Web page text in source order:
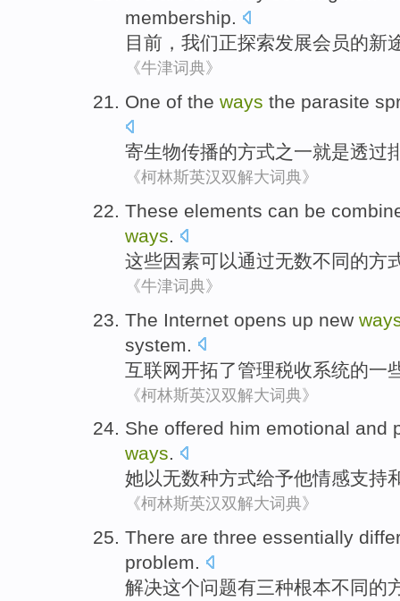
membership.
目前 ， 我们正探索发展会员的新
《牛津词典》
One of the ways the parasite
寄生物传播的方式之一就是透过
《柯林斯英汉双解大词典》
These elements can be
ways.
这些因素可以通过无数不同的方
《牛津词典》
The Internet opens up new
system
互联网开拓了管理税收系统的一
《柯林斯英汉双解大词典》
She offered him emotional and
ways.
她以无数种方式给予他情感支持
《柯林斯英汉双解大词典》
There are three essentially
problem.
解决这个问题有三种根本不同的